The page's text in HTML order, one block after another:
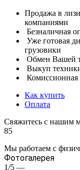
Продажа в
компаниями
Безналичная
Уже готовая
грузовики
Обмен Вашей
Выкуп
Комиссионная
Как купить
Оплата
Свяжитесь с нашим
85
Мы работаем с
Фотогалерея
1/5 —